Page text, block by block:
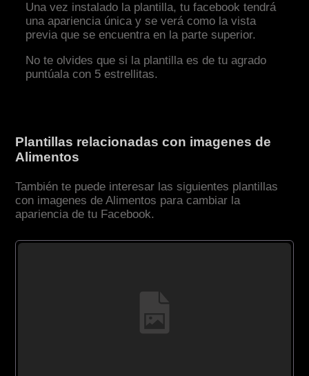
Una vez instalado la plantilla, tu facebook tendrá
una apariencia única y se verá como la vista
previa que se encuentra en la parte superior.
No te olvides que si la plantilla es de tu agrado
puntúala con 5 estrellitas.
Plantillas relacionadas con imagenes de
Alimentos
También te puede interesar las siguientes plantillas
con imagenes de Alimentos para cambiar la
apariencia de tu Facebook.